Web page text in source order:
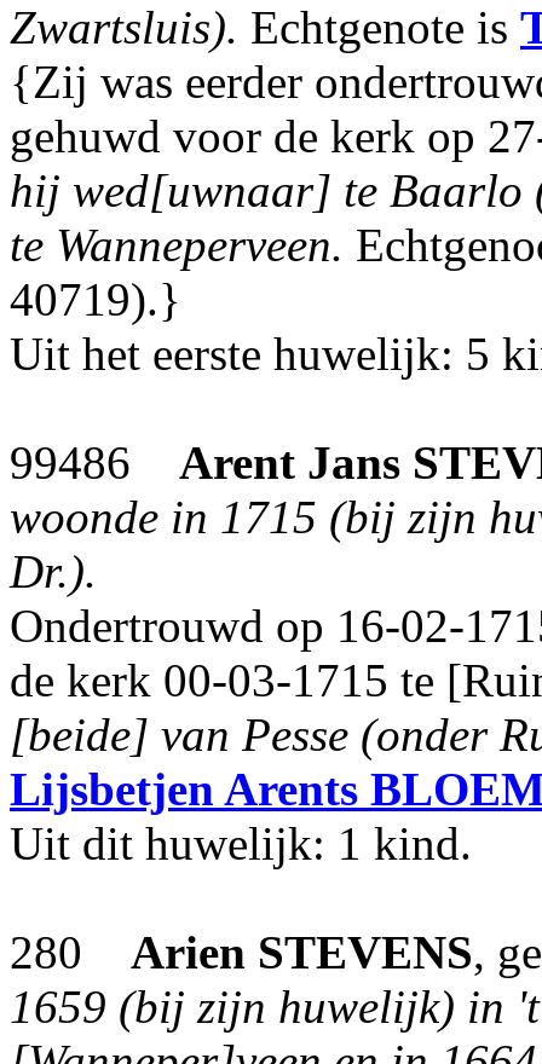
Zwartsluis). Echtgenote is
{Zij was eerder
gehuwd voor de kerk op
hij wed[uwnaar] te Baarlo
te Wanneperveen.
40719).}
Uit het eerste huwelijk: 5
99486 Arent Jans
woonde in 1715 (bij zijn
Dr.).
Ondertrouwd op 16-02-
de kerk 00-03-1715 te
[beide] van Pesse (onder
Lijsbetjen Arents
Uit dit huwelijk: 1 kind.
280 Arien STEVENS,
1659 (bij zijn huwelijk) in